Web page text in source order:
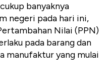
banyaknya
negeri pada hari ini,
Nilai (PPN)
pada barang dan
manufaktur yang mulai